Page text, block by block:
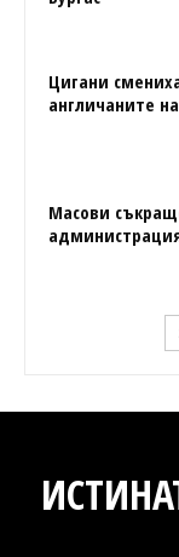
Цигани
англичаните
Масови